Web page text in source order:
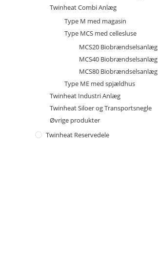
Twinheat Combi Anlæg
Type M med magasin
Type MCS med cellesluse
MCS20 Biobrændselsanlæg
MCS40 Biobrændselsanlæg
MCS80 Biobrændselsanlæg
Type ME med spjældhus
Twinheat Industri Anlæg
Twinheat Siloer og Transportsnegle
Øvrige produkter
Twinheat Reservedele